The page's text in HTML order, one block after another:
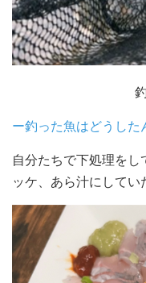
ー釣った魚はどうした
自分たちで下処理を
ッケ、あら汁にしてい